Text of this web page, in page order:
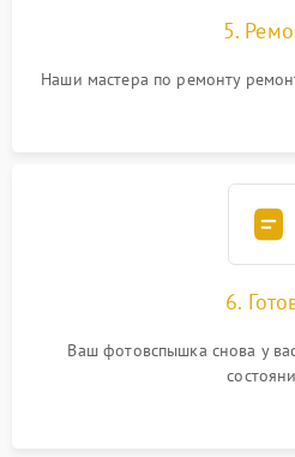
5.
Наши мастера по ремонту
6.
Ваш фотовспышка снова у